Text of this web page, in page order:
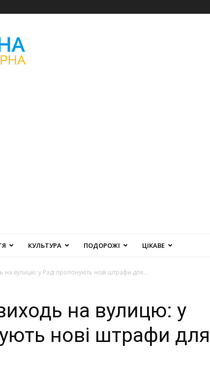
КУЛЬТУРА ПОДОРОЖІ ЦІКАВЕ
на вулицю: у Раді пропонують нові штрафи для...
на вулицю: у
нові штрафи для